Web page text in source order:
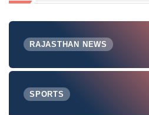
RAJASTHAN NEWS
SPORTS